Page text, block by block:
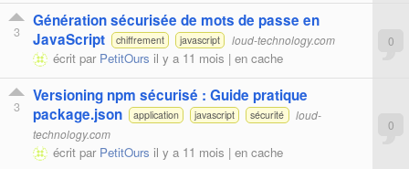
3
Génération sécurisée de mots de passe en
JavaScript
chiffrement javascript loud-technology.com
écrit par PetitOurs il y a 11 mois | en cache
0
3
Versioning npm sécurisé : Guide pratique
package.json
application javascript sécurité
loud-
technology.com
écrit par PetitOurs il y a 11 mois | en cache
0